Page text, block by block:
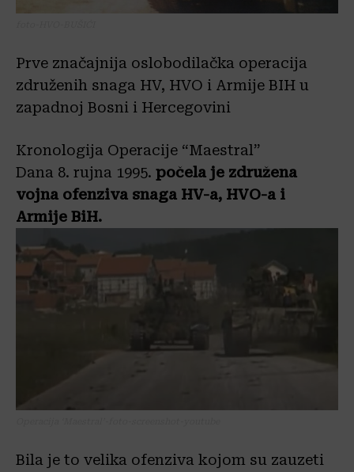
Prve značajnija oslobodilačka operacija
združenih snaga HV, HVO i Armije BIH u
zapadnoj Bosni i Hercegovini
Kronologija Operacije “Maestral”
Dana 8. rujna 1995. počela je združena
vojna ofenziva snaga HV-a, HVO-a i
Armije BiH.
Bila je to velika ofenziva kojom su zauzeti